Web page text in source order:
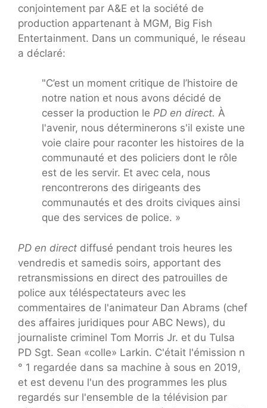
conjointement par A&E et la société de
production appartenant à MGM, Big Fish
Entertainment. Dans un communiqué, le réseau
a déclaré:
"C’est un moment critique de l’histoire de
notre nation et nous avons décidé de
cesser la production le PD en direct. À
l'avenir, nous déterminerons s'il existe une
voie claire pour raconter les histoires de la
communauté et des policiers dont le rôle
est de les servir. Et avec cela, nous
rencontrerons des dirigeants des
communautés et des droits civiques ainsi
que des services de police. »
PD en direct diffusé pendant trois heures les
vendredis et samedis soirs, apportant des
retransmissions en direct des patrouilles de
police aux téléspectateurs avec les
commentaires de l'animateur Dan Abrams (chef
des affaires juridiques pour ABC News), du
journaliste criminel Tom Morris Jr. et du Tulsa
PD Sgt. Sean «colle» Larkin. C'était l'émission n
° 1 regardée dans sa machine à sous en 2019,
et est devenu l'un des programmes les plus
regardés sur l'ensemble de la télévision par